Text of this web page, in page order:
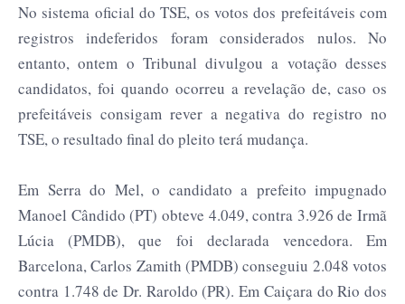
No sistema oficial do TSE, os votos dos prefeitáveis com
registros indeferidos foram considerados nulos. No
entanto, ontem o Tribunal divulgou a votação desses
candidatos, foi quando ocorreu a revelação de, caso os
prefeitáveis consigam rever a negativa do registro no
TSE, o resultado final do pleito terá mudança.
Em Serra do Mel, o candidato a prefeito impugnado
Manoel Cândido (PT) obteve 4.049, contra 3.926 de Irmã
Lúcia (PMDB), que foi declarada vencedora. Em
Barcelona, Carlos Zamith (PMDB) conseguiu 2.048 votos
contra 1.748 de Dr. Raroldo (PR). Em Caiçara do Rio dos